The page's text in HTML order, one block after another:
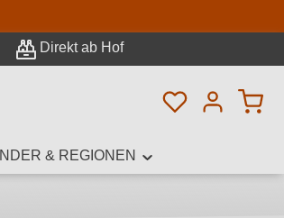
Direkt ab Hof
Du hast 0
& REGIONEN